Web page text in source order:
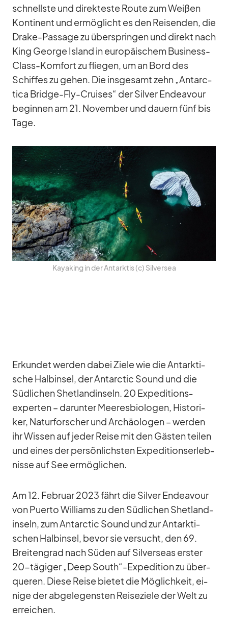
schnellste und di­rek­teste Route zum Wei­ßen
Kon­ti­nent und er­mög­licht es den Rei­sen­den, die
Drake-Pas­sage zu über­sprin­gen und di­rekt nach
King Ge­orge Is­land in eu­ro­päi­schem Busi­ness-
Class-Kom­fort zu flie­gen, um an Bord des
Schif­fes zu ge­hen. Die ins­ge­samt zehn „Ant­ar­c­
tica Bridge-Fly-Crui­ses“ der Sil­ver En­dea­vour
be­gin­nen am 21. No­vem­ber und dau­ern fünf bis
Tage.
Kay­a­king in der Ant­ark­tis (c) Sil­ver­sea
Er­kun­det wer­den da­bei Ziele wie die Ant­ark­ti­
sche Halb­in­sel, der Ant­ar­c­tic Sound und die
Süd­li­chen Shet­land­in­seln. 20 Ex­pe­di­ti­ons­
exper­ten – dar­un­ter Mee­res­bio­lo­gen, His­to­ri­
ker, Na­tur­for­scher und Ar­chäo­lo­gen – wer­den
ihr Wis­sen auf je­der Reise mit den Gäs­ten tei­len
und ei­nes der per­sön­lichs­ten Ex­pe­di­ti­ons­er­leb­
nisse auf See er­mög­li­chen.
Am 12. Fe­bruar 2023 fährt die Sil­ver En­dea­vour
von Pu­erto Wil­liams zu den Süd­li­chen Shet­land­
in­seln, zum Ant­ar­c­tic Sound und zur Ant­ark­ti­
schen Halb­in­sel, be­vor sie ver­sucht, den 69.
Brei­ten­grad nach Sü­den auf Sil­ver­seas ers­ter
20-tä­gi­ger „Deep South“-Expedition zu über­
que­ren. Diese Reise bie­tet die Mög­lich­keit, ei­
nige der ab­ge­le­gens­ten Rei­se­ziele der Welt zu
er­rei­chen.